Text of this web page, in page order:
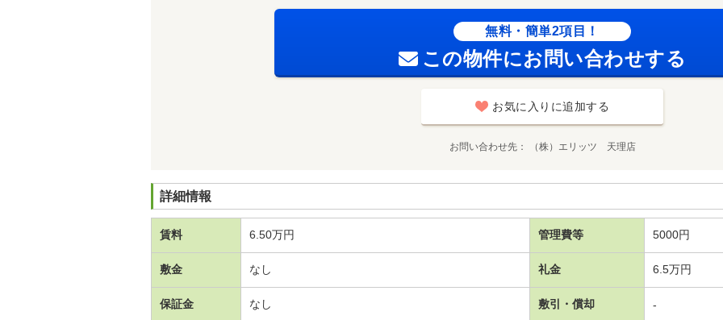
無料・簡単2項目！
この物件にお問い合わせする
お気に入りに追加する
お問い合わせ先 （株）エリッツ 天理店
詳細情報
賃料 6.50万円 管理費等 5000円
敷金 なし 礼金 6.5万円
保証金 なし 敷引・償却 -